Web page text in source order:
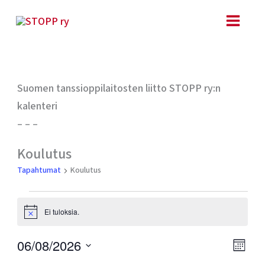
sisältöön
Suomen tanssioppilaitosten liitto STOPP ry:n
kalenteri
– – –
Koulutus
Tapahtumat Koulutus
Tapahtumat
Notice Ei tuloksia.
06/08/2026